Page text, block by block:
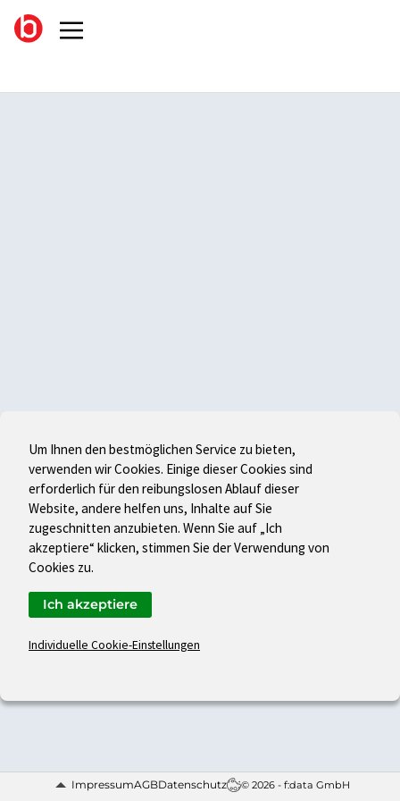
ImpressumAGBDatenschutz © 2026 - f:data GmbH
Um Ihnen den bestmöglichen Service zu bieten,
verwenden wir Cookies. Einige dieser Cookies sind
erforderlich für den reibungslosen Ablauf dieser
Website, andere helfen uns, Inhalte auf Sie
zugeschnitten anzubieten. Wenn Sie auf „Ich
akzeptiere“ klicken, stimmen Sie der Verwendung von
Cookies zu.
Individuelle Cookie-Einstellungen
Ich akzeptiere